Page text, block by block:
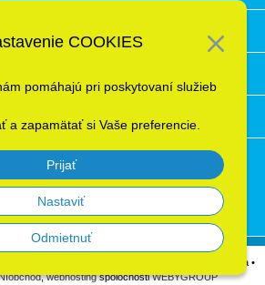
COOKIES
pomáhajú pri poskytovaní služieb
a zapamätať si Vaše preferencie.
Prijať
Nastaviť
Odmietnuť
káble, vodiče, supermarket ELRON s.r.o. Bratislava •
,webhostingspoločnostiWEBYGROUP